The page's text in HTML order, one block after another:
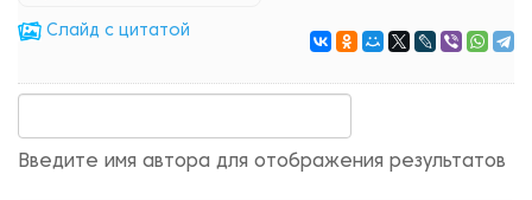
Cлайд с цитатой
Введите имя автора для отображения результатов